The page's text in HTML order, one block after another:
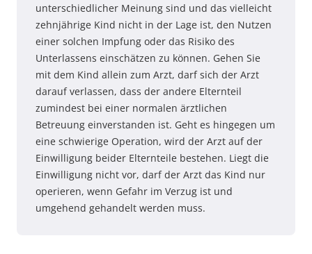
unterschiedlicher Meinung sind und das vielleicht
zehnjährige Kind nicht in der Lage ist, den Nutzen
einer solchen Impfung oder das Risiko des
Unterlassens einschätzen zu können. Gehen Sie
mit dem Kind allein zum Arzt, darf sich der Arzt
darauf verlassen, dass der andere Elternteil
zumindest bei einer normalen ärztlichen
Betreuung einverstanden ist. Geht es hingegen um
eine schwierige Operation, wird der Arzt auf der
Einwilligung beider Elternteile bestehen. Liegt die
Einwilligung nicht vor, darf der Arzt das Kind nur
operieren, wenn Gefahr im Verzug ist und
umgehend gehandelt werden muss.